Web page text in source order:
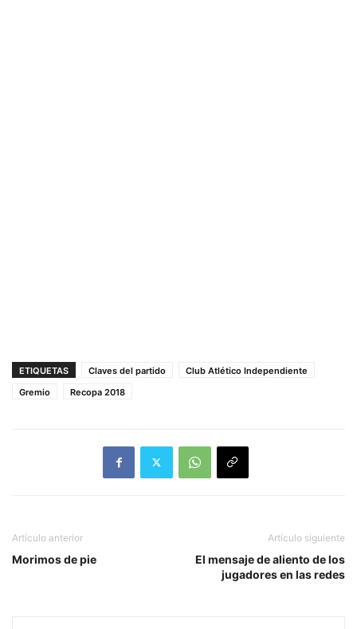
ETIQUETAS Claves del partido
Club Atlético Independiente
Gremio
Recopa 2018
Artículo anterior
Morimos de pie
Artículo siguiente
El mensaje de aliento de los
jugadores en las redes